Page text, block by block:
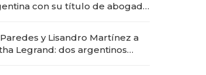
con su título de abogado
"fast premium"
y Lisandro Martínez a
Legrand: dos argentinos